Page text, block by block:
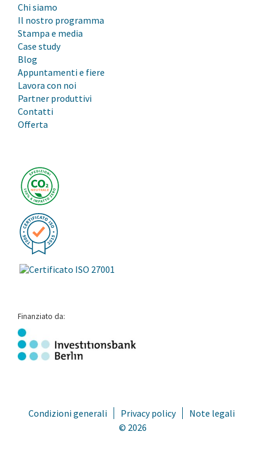
Chi siamo
Il nostro programma
Stampa e media
Case study
Blog
Appuntamenti e fiere
Lavora con noi
Partner produttivi
Contatti
Offerta
Finanziato da:
Condizioni generali Privacy policy
Note legali
© 2026